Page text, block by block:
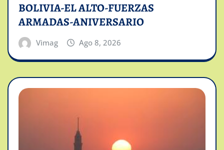
BOLIVIA-EL ALTO-FUERZAS
ARMADAS-ANIVERSARIO
Vimag Ago 8, 2026